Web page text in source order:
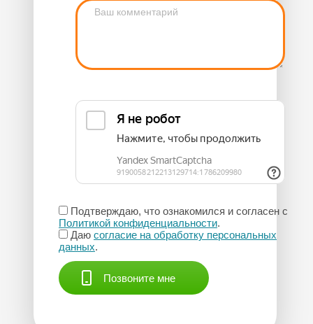
Подтверждаю, что ознакомился и согласен с
Политикой конфиденциальности.
Даю согласие на обработку персональных
данных.
Позвоните мне